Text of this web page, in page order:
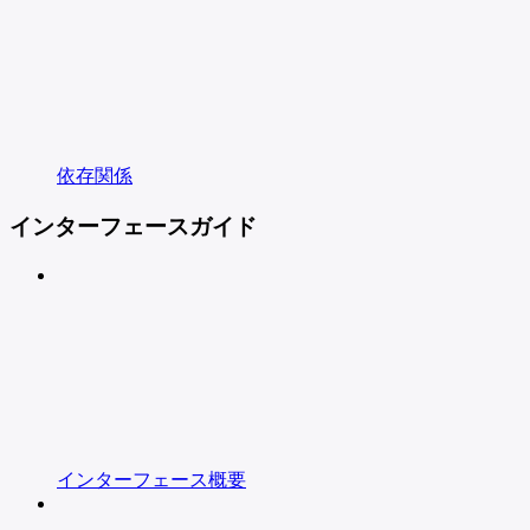
依存関係
インターフェースガイド
インターフェース概要